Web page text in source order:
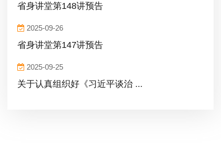
省身讲堂第148讲预告
2025-09-26
省身讲堂第147讲预告
2025-09-25
关于认真组织好《习近平谈治 ...